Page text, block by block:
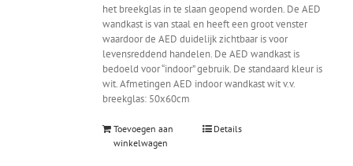
het breekglas in te slaan geopend worden. De AED
wandkast is van staal en heeft een groot venster
waardoor de AED duidelijk zichtbaar is voor
levensreddend handelen. De AED wandkast is
bedoeld voor “indoor” gebruik. De standaard kleur is
wit. Afmetingen AED indoor wandkast wit v.v.
breekglas: 50x60cm
Toevoegen aan
winkelwagen
Details